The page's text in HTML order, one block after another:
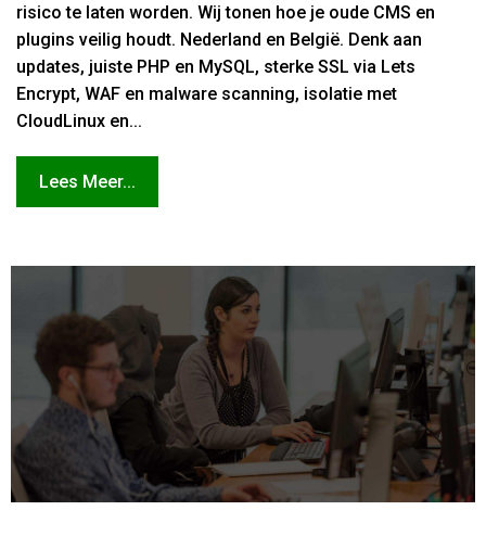
risico te laten worden. Wij tonen hoe je oude CMS en
plugins veilig houdt. Nederland en België. Denk aan
updates, juiste PHP en MySQL, sterke SSL via Lets
Encrypt, WAF en malware scanning, isolatie met
CloudLinux en...
Lees Meer...